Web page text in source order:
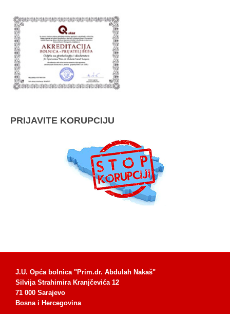
PRIJAVITE KORUPCIJU
J.U. Opća bolnica "Prim.dr. Abdulah Nakaš"
Silvija Strahimira Kranjčevića 12
71 000 Sarajevo
Bosna i Hercegovina